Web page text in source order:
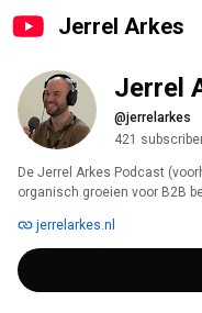
Jerrel Arkes
Jerrel
@jerrelarkes
421
De Jerrel Arkes Podcast
organisch groeien voor B2B
marketing, AI voor marketing
jerrelarkes.nl